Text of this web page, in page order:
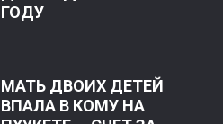
ГОДУ
МАТЬ ДВОИХ ДЕТЕЙ
ВПАЛА В КОМУ НА